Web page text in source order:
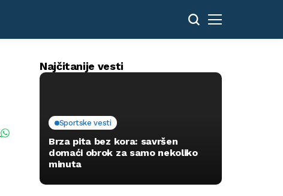
Najčitanije vesti
Sportske vesti
Brza pita bez kora: savršen
domaći obrok za samo nekoliko
minuta